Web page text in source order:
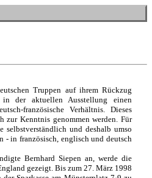
Truppen auf ihrem Rückzug
der aktuellen Ausstellung einen
französische Verhältnis. Dieses
zur Kenntnis genommen werden. Für
selbstverständlich und deshalb umso
- in französisch, englisch und deutsch
Bernhard Siepen an, werde die
gezeigt. Bis zum 27. März 1998